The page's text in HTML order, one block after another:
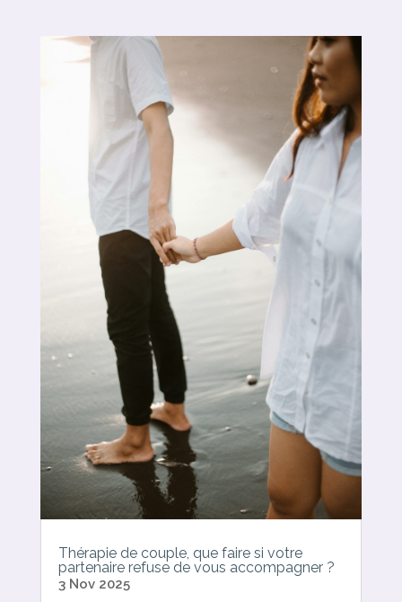
Thérapie de couple, que faire si votre
partenaire refuse de vous accompagner ?
3 Nov 2025